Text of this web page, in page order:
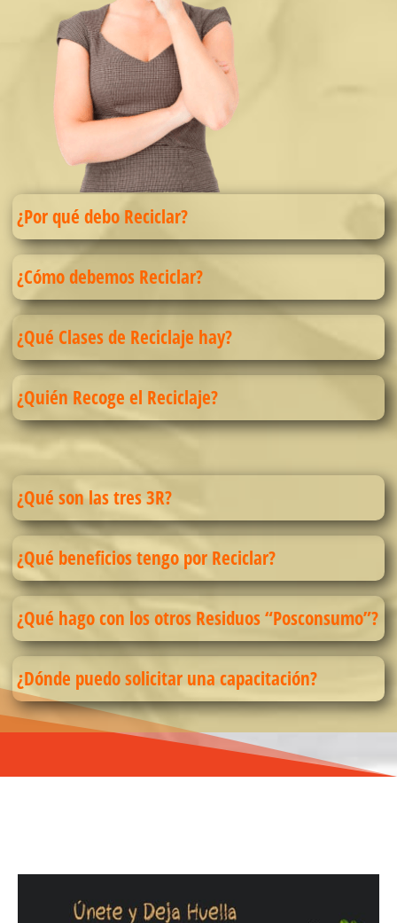
¿Por qué debo Reciclar?
¿Cómo debemos Reciclar?
¿Qué Clases de Reciclaje hay?
¿Quién Recoge el Reciclaje?
¿Qué son las tres 3R?
¿Qué beneficios tengo por Reciclar?
¿Qué hago con los otros Residuos “Posconsumo”?
¿Dónde puedo solicitar una capacitación?